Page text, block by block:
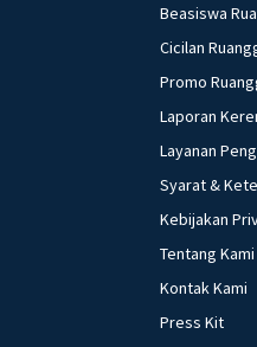
Batavia,
1.
2.
4.
Belanda.
Beri
Beasiswa
Cicilan
Promo
Laporan
Layanan
Syarat &
Kebijakan
Tentang Kami
Kontak Kami
Press Kit